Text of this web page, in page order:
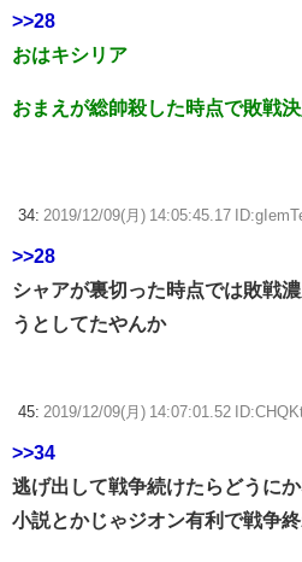
>>28
おはキシリア
おまえが総帥殺した時点で敗戦
34: 2019/12/09(月) 14:05:45.17
>>28
シャアが裏切った時点では敗戦
うとしてたやんか
45: 2019/12/09(月) 14:07:01.52
>>34
逃げ出して戦争続けたらどうに
小説とかじゃジオン有利で戦争